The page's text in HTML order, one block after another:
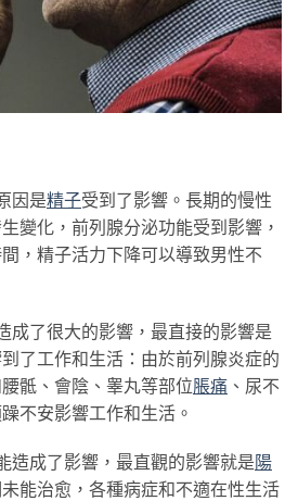
因是精子受到了影響。長期的慢性
變化，前列腺分泌功能受到影響，
，精子活力下降可以導致男性不
了很大的影響，最直接的影響是
了工作和生活：由於前列腺炎症的
骶、會陰、睾丸等部位脹痛 、尿不
不安影響工作和生活。
成了影響，最直觀的影響就是陽
能治愈，各種病症和不適在性生活